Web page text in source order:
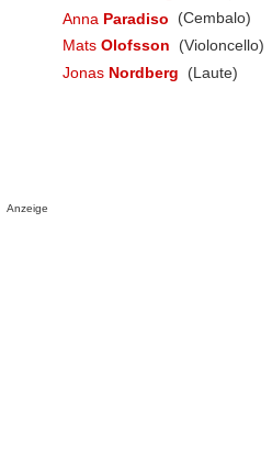
Anna Paradiso
(Cembalo)
Mats Olofsson
(Violoncello)
Jonas Nordberg (Laute)
Anzeige